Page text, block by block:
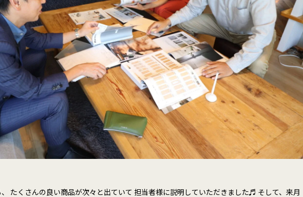
たくさんの良い商品が次々と出ていて 担当者様に説明していただきました♬ そして、来月